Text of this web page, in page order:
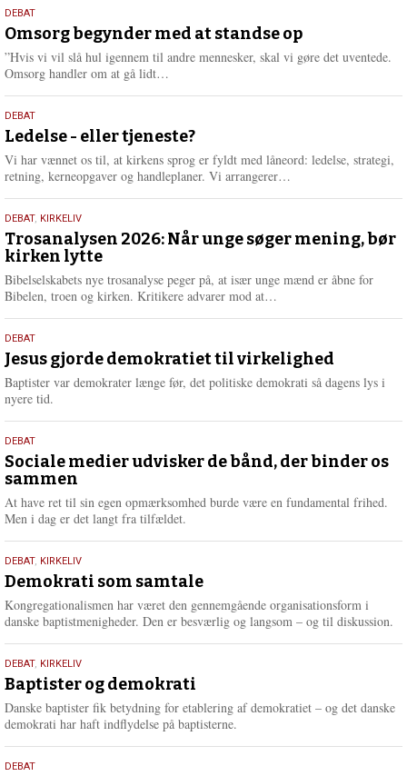
e
r
e
9.
juli
2026
DEBAT
Omsorg begynder med at standse op
”Hvis vi vil slå hul igennem til andre mennesker, skal vi gøre det uventede.
Omsorg handler om at gå lidt…
e
r
e
10.
juni
2026
DEBAT
Ledelse - eller tjeneste?
Vi har vænnet os til, at kirkens sprog er fyldt med låneord: ledelse, strategi,
retning, kerneopgaver og handleplaner. Vi arrangerer…
e
2.
juni
2026
DEBAT, KIRKELIV
Trosanalysen 2026: Når unge søger mening, bør
kirken lytte
Bibelselskabets nye trosanalyse peger på, at især unge mænd er åbne for
Bibelen, troen og kirken. Kritikere advarer mod at…
e
r
18.
maj
2026
DEBAT
Jesus gjorde demokratiet til virkelighed
Baptister var demokrater længe før, det politiske demokrati så dagens lys i
nyere tid.
18.
maj
2026
DEBAT
Sociale medier udvisker de bånd, der binder os
sammen
At have ret til sin egen opmærksomhed burde være en fundamental frihed.
Men i dag er det langt fra tilfældet.
18.
maj
2026
DEBAT, KIRKELIV
Demokrati som samtale
Kongregationalismen har været den gennemgående organisationsform i
danske baptistmenigheder. Den er besværlig og langsom – og til diskussion.
18.
maj
2026
DEBAT, KIRKELIV
Baptister og demokrati
Danske baptister fik betydning for etablering af demokratiet – og det danske
demokrati har haft indflydelse på baptisterne.
18.
DEBAT